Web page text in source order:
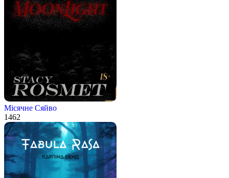
Місячне Сяйво
1462